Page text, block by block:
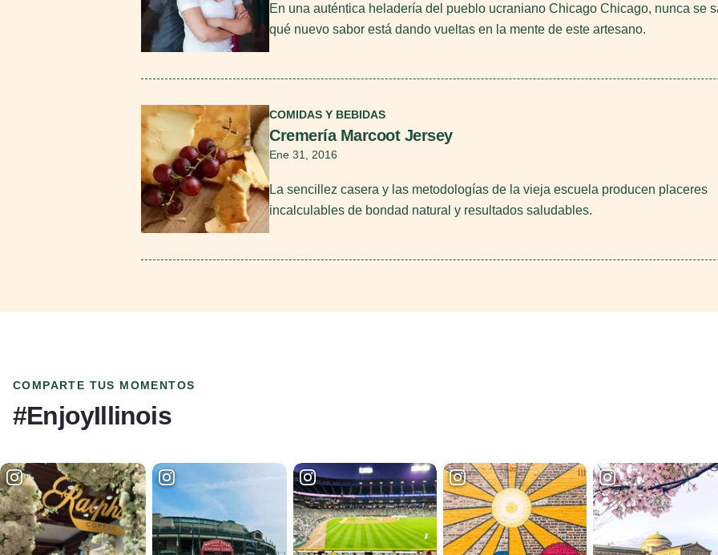
En una auténtica heladería del pueblo ucraniano Chicago Chicago, nunca se
qué nuevo sabor está dando vueltas en la mente de este artesano.
COMIDAS Y BEBIDAS
Cremería Marcoot Jersey
Ene 31, 2016
La sencillez casera y las metodologías de la vieja escuela producen placeres
incalculables de bondad natural y resultados saludables.
COMPARTE TUS MOMENTOS
#EnjoyIllinois